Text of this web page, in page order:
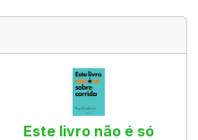
Este livro não é só